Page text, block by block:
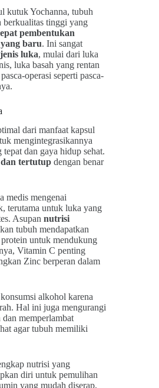
kutuk Yochanna, tubuh
berkualitas tinggi yang
pembentukan
baru. Ini sangat
luka, mulai dari luka
luka basah yang rentan
operasi seperti pasca-
dari manfaat kapsul
mengintegrasikannya
dan gaya hidup sehat.
tertutup dengan benar
medis mengenai
terutama untuk luka yang
Asupan nutrisi
tubuh mendapatkan
untuk mendukung
Vitamin C penting
Zinc berperan dalam
alkohol karena
Hal ini juga mengurangi
memperlambat
agar tubuh memiliki
nutrisi yang
diri untuk pemulihan
yang mudah diserap,